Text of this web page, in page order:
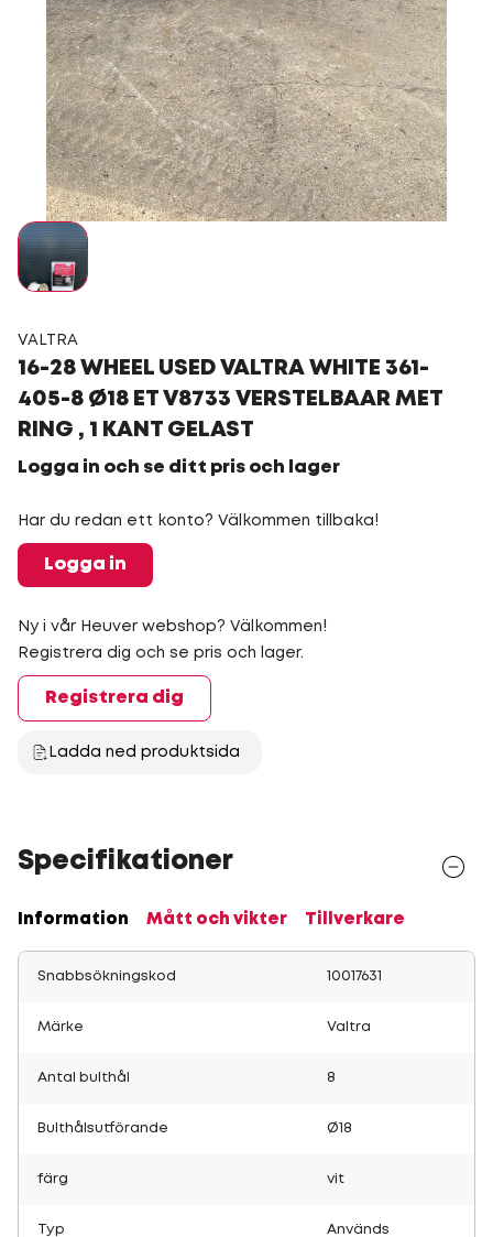
VALTRA
16-28 WHEEL USED VALTRA WHITE 361-
405-8 Ø18 ET V8733 VERSTELBAAR MET
RING , 1 KANT GELAST
Logga in och se ditt pris och lager
Har du redan ett konto? Välkommen tillbaka!
Logga in
Ny i vår Heuver webshop? Välkommen!
Registrera dig och se pris och lager.
Registrera dig
Ladda ned produktsida
Specifikationer
Information Mått och vikter Tillverkare
Snabbsökningskod 10017631
Märke Valtra
Antal bulthål 8
Bulthålsutförande Ø18
färg vit
Typ Används